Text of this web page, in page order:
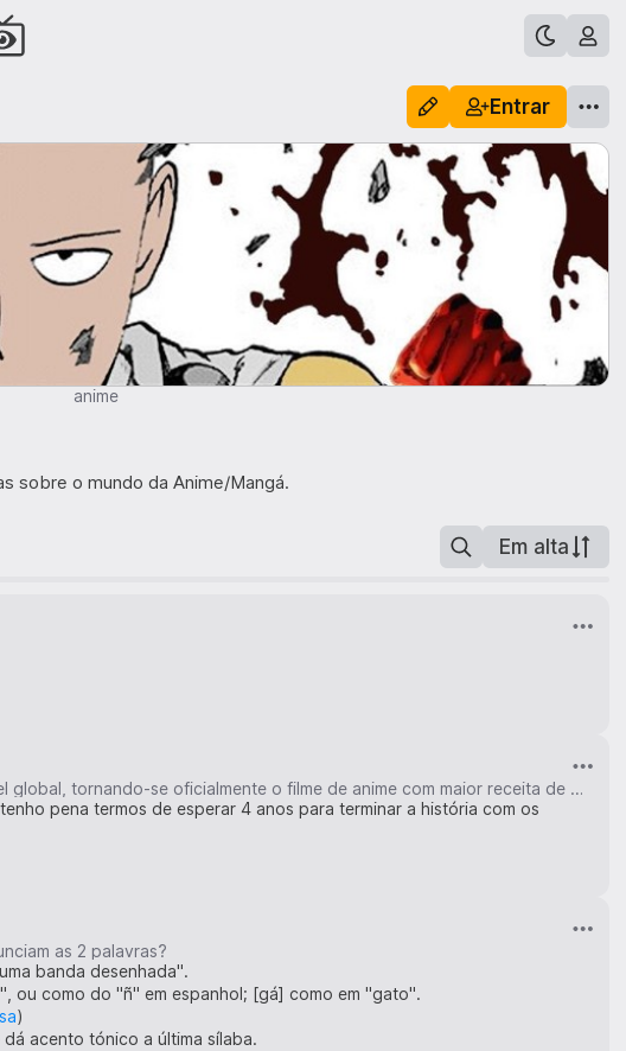
Entrar
anime
sobre o mundo da Anime/Mangá.
Em alta
'Demon Slayer: Infinite Castle' ultrapassa os 550 milhões de dólares a nível global, tornando-se oficialmente o filme de anime com maior receita de bilheteira de todos os tempos
pena termos de esperar 4 anos para terminar a história com os
as 2 palavras?
banda desenhada".
ou como do "ñ" em espanhol; [gá] como em "gato".
)
acento tónico a última sílaba.